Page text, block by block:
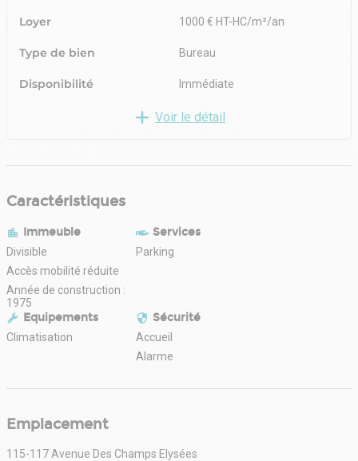
Loyer 1000 € HT-HC/m²/an
Type de bien Bureau
Disponibilité Immédiate
Voir le détail
Caractéristiques
Immeuble
Divisible
Accès mobilité réduite
Année de construction :
1975
Services
Parking
Equipements
Climatisation
Sécurité
Accueil
Alarme
Emplacement
115-117 Avenue Des Champs Elysées